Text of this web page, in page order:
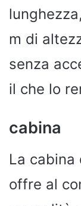
m di
senza
il che lo
cabina
La cabina
offre al